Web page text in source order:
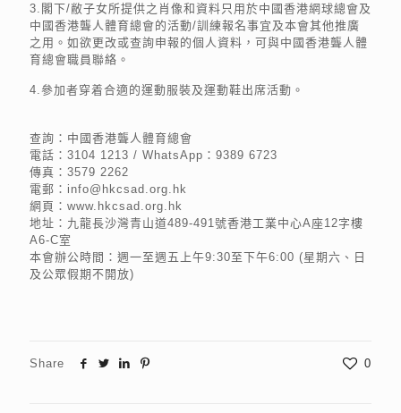
3.閣下/敝子女所提供之肖像和資料只用於中國香港網球總會及
中國香港聾人體育總會的活動/訓練報名事宜及本會其他推廣
之用。如欲更改或查詢申報的個人資料，可與中國香港聾人體
育總會職員聯絡。
4.參加者穿着合適的運動服裝及運動鞋出席活動。
查詢：中國香港聾人體育總會
電話：3104 1213 / WhatsApp：9389 6723
傳真：3579 2262
電郵：info@hkcsad.org.hk
網頁：www.hkcsad.org.hk
地址：九龍長沙灣青山道489-491號香港工業中心A座12字樓
A6-C室
本會辦公時間：週一至週五上午9:30至下午6:00 (星期六、日
及公眾假期不開放)
Share 0